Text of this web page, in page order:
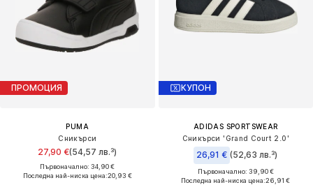
ПРОМОЦИЯ
PUMA
Сникърси
27,90 €(54,57 лв.³)
Първоначално: 34,90 €
Последна най-ниска цена:20,93 €
КУПОН
ADIDAS SPORTSWEAR
Сникърси 'Grand Court 2.0'
26,91 € (52,63 лв.³)
Първоначално: 39,90 €
Последна най-ниска цена:26,91 €